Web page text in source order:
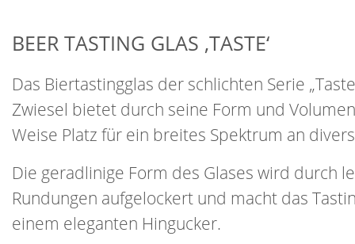
BEER TASTING GLAS ‚TASTE‘
Das Biertastingglas der schlichten Serie
Zwiesel bietet durch seine Form und
Weise Platz für ein breites Spektrum an
Die geradlinige Form des Glases wird durch
Rundungen aufgelockert und macht das
einem eleganten Hingucker.